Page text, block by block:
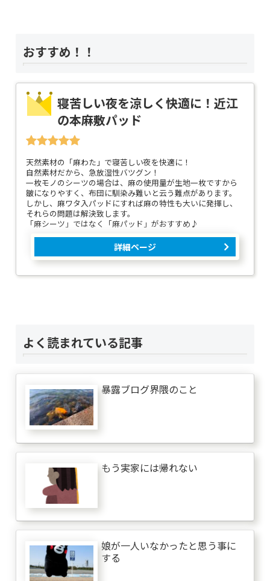
おすすめ！！
寝苦しい夜を涼しく快適に！近江
の本麻敷パッド
天然素材の「麻わた」で寝苦しい夜を快適に！
自然素材だから、急放湿性バツグン！
一枚モノのシーツの場合は、麻の使用量が生地一枚ですから
皺になりやすく、布団に馴染み難いと云う難点があります。
しかし、麻ワタ入パッドにすれば麻の特性も大いに発揮し、
それらの問題は解決致します。
「麻シーツ」ではなく「麻パッド」がおすすめ♪
詳細ページ
よく読まれている記事
暴露ブログ界隈のこと
もう実家には帰れない
娘が一人いなかったと思う事に
する